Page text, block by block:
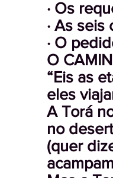
· Os
· As
· O
O
“Eis as
eles
A Torá
no
(quer